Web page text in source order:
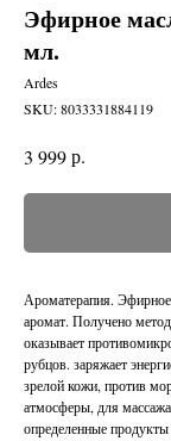
Эфирное
мл.
Ardes
SKU:8033331884119
3 999р.
Ароматерапия.
аромат. Получено
оказывает
рубцов. заряжает
зрелой кожи, против
атмосферы, для
определенные